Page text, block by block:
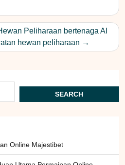
Peliharaan bertenaga AI
hewan peliharaan
SEARCH
Online Majestibet